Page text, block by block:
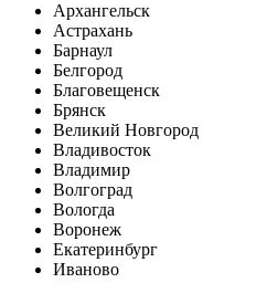
Архангельск
Астрахань
Барнаул
Белгород
Благовещенск
Брянск
Великий Новгород
Владивосток
Владимир
Волгоград
Вологда
Воронеж
Екатеринбург
Иваново